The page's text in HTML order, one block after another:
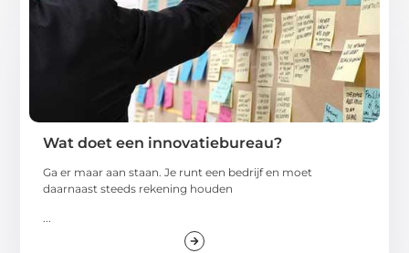
Wat doet een innovatiebureau?
Ga er maar aan staan. Je runt een bedrijf en moet
daarnaast steeds rekening houden
...